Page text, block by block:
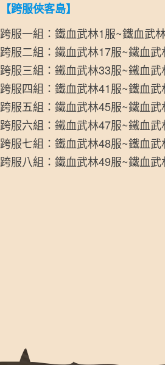
【跨服俠客島】
跨服一組：鐵血武林1服~鐵血武
跨服二組：鐵血武林17服~鐵血武
跨服三組：鐵血武林33服~鐵血武
跨服四組：鐵血武林41服~鐵血武
跨服五組：鐵血武林45服~鐵血武
跨服六組：鐵血武林47服~鐵血武
跨服七組：鐵血武林48服~鐵血武
跨服八組：鐵血武林49服~鐵血武